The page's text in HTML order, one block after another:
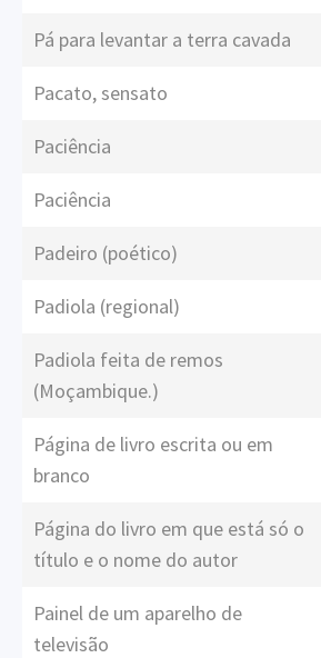
Pá para levantar a terra cavada
Pacato, sensato
Paciência
Paciência
Padeiro (poético)
Padiola (regional)
Padiola feita de remos
(Moçambique.)
Página de livro escrita ou em
branco
Página do livro em que está só o
título e o nome do autor
Painel de um aparelho de
televisão